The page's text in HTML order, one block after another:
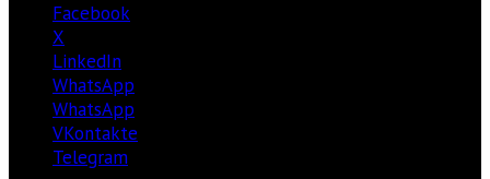
Facebook
X
LinkedIn
WhatsApp
WhatsApp
VKontakte
Telegram